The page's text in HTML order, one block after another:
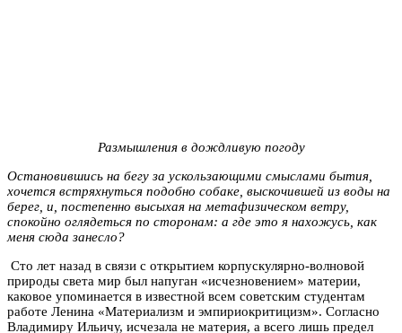
Размышления в дождливую погоду
Остановившись на бегу за ускользающими смыслами бытия,
хочется встряхнуться подобно собаке, выскочившей из воды на
берег, и, постепенно высыхая на метафизическом ветру,
спокойно оглядеться по сторонам: а где это я нахожусь, как
меня сюда занесло?
Сто лет назад в связи с открытием корпускулярно-волновой
природы света мир был напуган «исчезновением» материи,
каковое упоминается в известной всем советским студентам
работе Ленина «Материализм и эмпириокритицизм». Согласно
Владимиру Ильичу, исчезала не материя, а всего лишь предел